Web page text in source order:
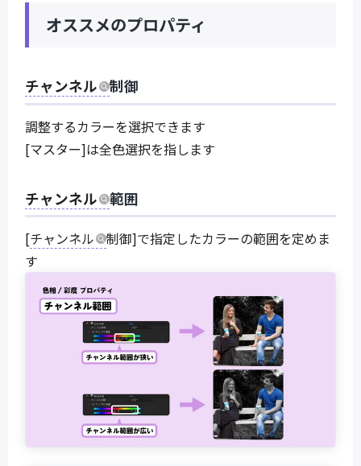
オススメのプロパティ
チャンネル 制御
調整するカラーを選択できます
[マスター]は全色選択を指します
チャンネル 範囲
[チャンネル
制御]で指定したカラーの範囲を定めま
す